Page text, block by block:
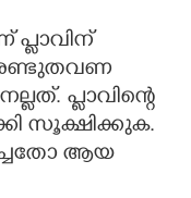
പ്ലാവിന്
പ്ലാവിന്റെ
സൂക്ഷിക്കുക.
ആയ